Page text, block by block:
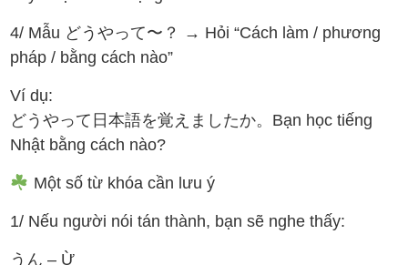
4/ Mẫu どうやって〜？ → Hỏi “Cách làm / phương
pháp / bằng cách nào”
Ví dụ:
どうやって日本語を覚えましたか。Bạn học tiếng
Nhật bằng cách nào?
Một số từ khóa cần lưu ý
1/ Nếu người nói tán thành, bạn sẽ nghe thấy:
うん – Ừ